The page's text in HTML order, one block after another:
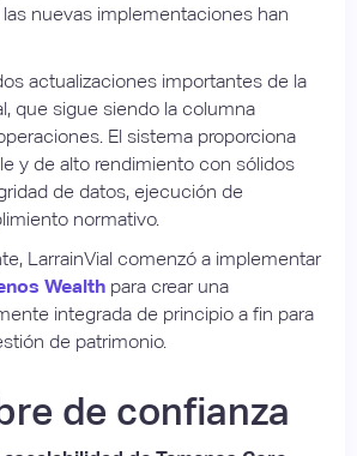
nuevas implementaciones han
actualizaciones importantes de la
que sigue siendo la columna
El sistema proporciona
y de alto rendimiento con sólidos
de datos, ejecución de
normativo.
LarrainVial comenzó a implementar
Wealth para crear una
integrada de principio a fin para
de patrimonio.
de confianza